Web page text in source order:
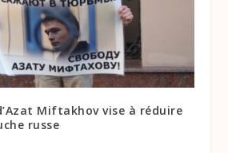
Miftakhov vise à réduire
russe